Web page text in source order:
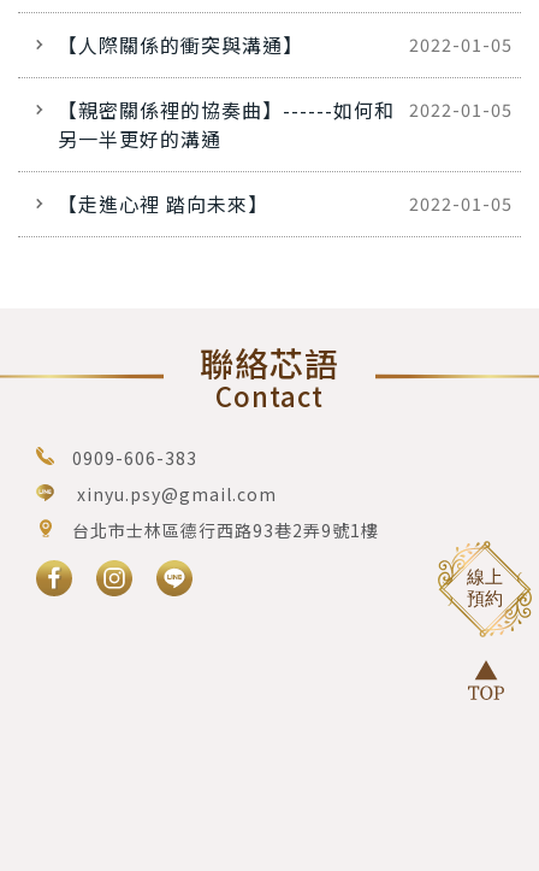
【人際關係的衝突與溝通】 2022-01-05
【親密關係裡的協奏曲】------如何和
另一半更好的溝通
2022-01-05
【走進心裡 踏向未來】 2022-01-05
聯絡芯語
Contact
0909-606-383
xinyu.psy@gmail.com
台北市士林區德行西路93巷2弄9號1樓